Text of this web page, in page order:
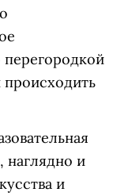
перегородкой
наглядно и
и